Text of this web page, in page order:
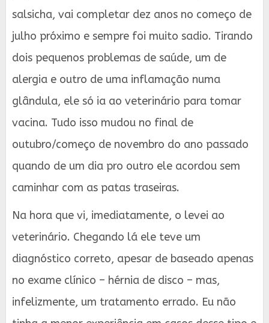
salsicha, vai completar dez anos no começo de
julho próximo e sempre foi muito sadio. Tirando
dois pequenos problemas de saúde, um de
alergia e outro de uma inflamação numa
glândula, ele só ia ao veterinário para tomar
vacina. Tudo isso mudou no final de
outubro/começo de novembro do ano passado
quando de um dia pro outro ele acordou sem
caminhar com as patas traseiras.
Na hora que vi, imediatamente, o levei ao
veterinário. Chegando lá ele teve um
diagnóstico correto, apesar de baseado apenas
no exame clínico – hérnia de disco – mas,
infelizmente, um tratamento errado. Eu não